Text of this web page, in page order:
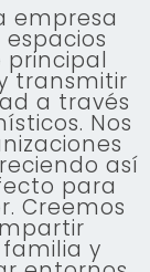
empresa
principal
transmitir
a través
Nos
así
para
Creemos
y